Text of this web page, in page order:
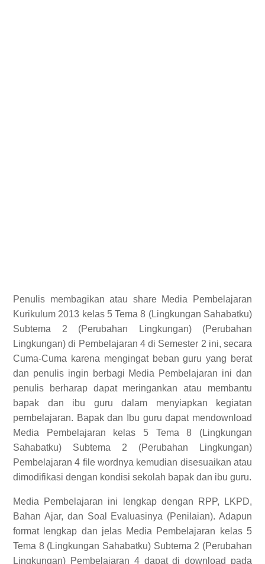
Penulis membagikan atau share Media Pembelajaran
Kurikulum 2013 kelas 5 Tema 8 (Lingkungan Sahabatku)
Subtema 2 (Perubahan Lingkungan) (Perubahan
Lingkungan) di Pembelajaran 4 di Semester 2 ini, secara
Cuma-Cuma karena mengingat beban guru yang berat
dan penulis ingin berbagi Media Pembelajaran ini dan
penulis berharap dapat meringankan atau membantu
bapak dan ibu guru dalam menyiapkan kegiatan
pembelajaran. Bapak dan Ibu guru dapat mendownload
Media Pembelajaran kelas 5 Tema 8 (Lingkungan
Sahabatku) Subtema 2 (Perubahan Lingkungan)
Pembelajaran 4 file wordnya kemudian disesuaikan atau
dimodifikasi dengan kondisi sekolah bapak dan ibu guru.
Media Pembelajaran ini lengkap dengan RPP, LKPD,
Bahan Ajar, dan Soal Evaluasinya (Penilaian). Adapun
format lengkap dan jelas Media Pembelajaran kelas 5
Tema 8 (Lingkungan Sahabatku) Subtema 2 (Perubahan
Lingkungan) Pembelajaran 4 dapat di download pada